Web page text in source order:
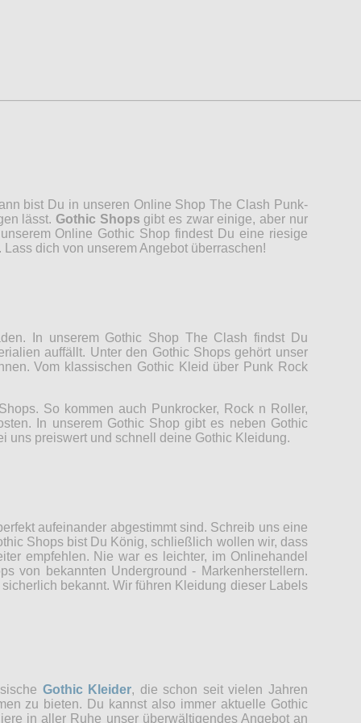
bist Du in unseren Online Shop The Clash Punk-
lässt. Gothic Shops gibt es zwar einige, aber nur
Online Gothic Shop findest Du eine riesige
dich von unserem Angebot überraschen!
In unserem Gothic Shop The Clash findst Du
auffällt. Unter den Gothic Shops gehört unser
Vom klassischen Gothic Kleid über Punk Rock
So kommen auch Punkrocker, Rock n Roller,
In unserem Gothic Shop gibt es neben Gothic
uns preiswert und schnell deine Gothic Kleidung.
aufeinander abgestimmt sind. Schreib uns eine
Shops bist Du König, schließlich wollen wir, dass
empfehlen. Nie war es leichter, im Onlinehandel
von bekannten Underground - Markenherstellern.
bekannt. Wir führen Kleidung dieser Labels
Gothic Kleider, die schon seit vielen Jahren
zu bieten. Du kannst also immer aktuelle Gothic
in aller Ruhe unser überwältigendes Angebot an